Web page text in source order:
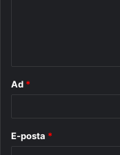
Ad *
E-posta *